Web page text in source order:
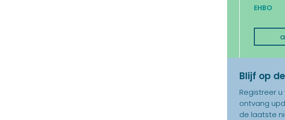
EHBO
Blijf op
Registreer
ontvang
de laatste